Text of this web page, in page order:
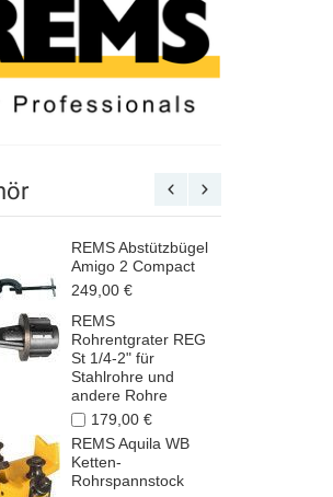
REMS Abstützbügel
Amigo 2 Compact
249,00 €
REMS
Rohrentgrater REG
St 1/4-2" für
Stahlrohre und
andere Rohre
179,00 €
REMS Aquila WB
Ketten-
Rohrspannstock